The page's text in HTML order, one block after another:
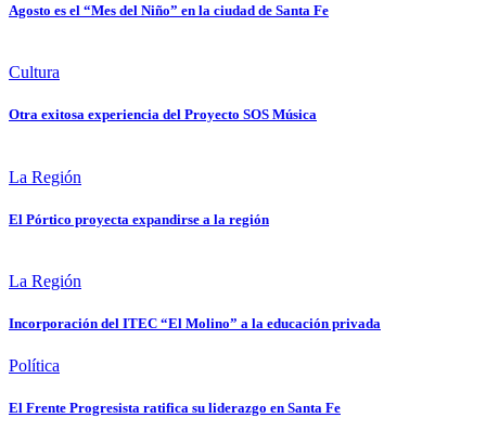
Agosto es el “Mes del Niño” en la ciudad de Santa Fe
Cultura
Otra exitosa experiencia del Proyecto SOS Música
La Región
El Pórtico proyecta expandirse a la región
La Región
Incorporación del ITEC “El Molino” a la educación privada
Política
El Frente Progresista ratifica su liderazgo en Santa Fe